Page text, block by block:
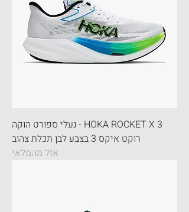
HOKA ROCKET X 3 - נעלי ספורט הוקה
רוקט איקס 3 בצבע לבן תכלת צהוב
אזל מהמלאי